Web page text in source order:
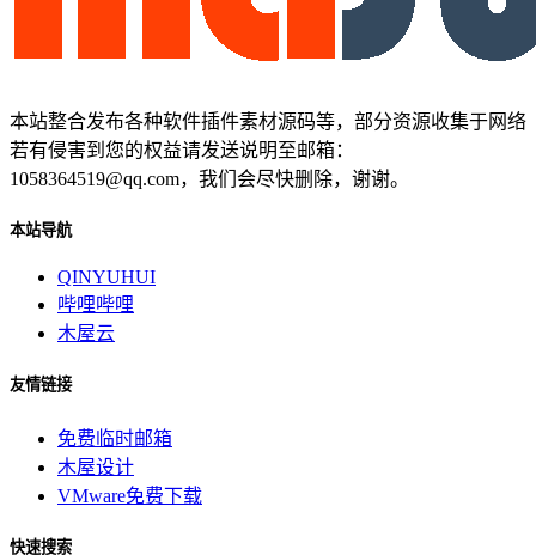
本站整合发布各种软件插件素材源码等，部分资源收集于网络
若有侵害到您的权益请发送说明至邮箱：
1058364519@qq.com，我们会尽快删除，谢谢。
本站导航
QINYUHUI
哔哩哔哩
木屋云
友情链接
免费临时邮箱
木屋设计
VMware免费下载
快速搜索